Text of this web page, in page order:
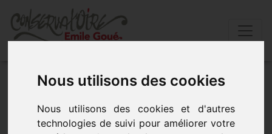
Nous utilisons des cookies
Nous utilisons des cookies et d'autres
technologies de suivi pour améliorer votre
Accueil »Actualités »Fermeture du conservatoire
FERMETURE DU CONSERVATOIRE